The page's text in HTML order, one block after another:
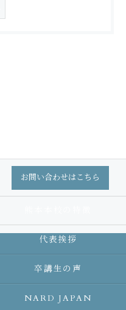
お問い合わせはこちら
代表挨拶
卒講生の声
NARD JAPAN